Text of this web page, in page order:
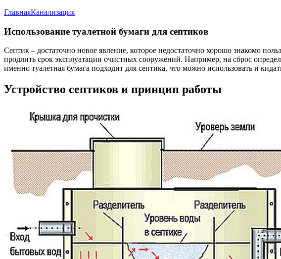
ГлавнаяКанализация
Использование туалетной бумаги для септиков
Септик – достаточно новое явление, которое недостаточно хорошо знакомо
продлить срок эксплуатации очистных сооружений. Например, на сброс
именно туалетная бумага подходит для септика, что можно использовать и
Устройство септиков и принцип работы